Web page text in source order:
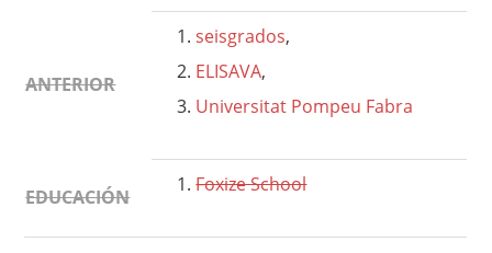
ANTERIOR
seisgrados,
ELISAVA,
Universitat Pompeu Fabra
EDUCACIÓN
Foxize School